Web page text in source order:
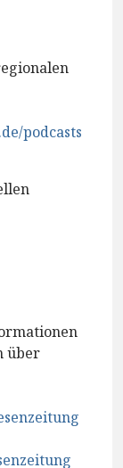
podcasts
über